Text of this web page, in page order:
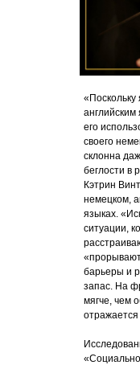
английским
его
своего
склонна
беглости в
Кэтрин
немецком,
языках.
ситуации,
барьеры и
запас. На
мягче, чем